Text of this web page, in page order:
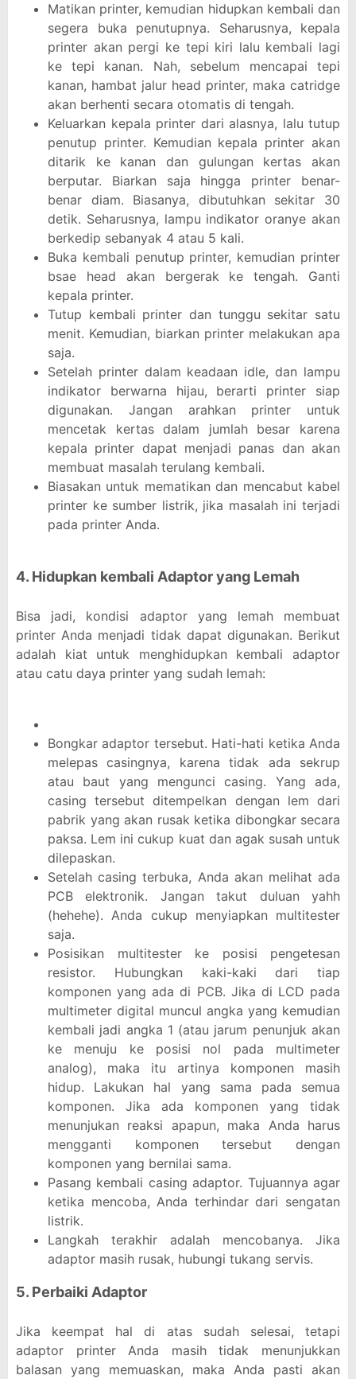
Matikan printer, kemudian hidupkan kembali dan
segera buka penutupnya. Seharusnya, kepala
printer akan pergi ke tepi kiri lalu kembali lagi
ke tepi kanan. Nah, sebelum mencapai tepi
kanan, hambat jalur head printer, maka catridge
akan berhenti secara otomatis di tengah.
Keluarkan kepala printer dari alasnya, lalu tutup
penutup printer. Kemudian kepala printer akan
ditarik ke kanan dan gulungan kertas akan
berputar. Biarkan saja hingga printer benar-
benar diam. Biasanya, dibutuhkan sekitar 30
detik. Seharusnya, lampu indikator oranye akan
berkedip sebanyak 4 atau 5 kali.
Buka kembali penutup printer, kemudian printer
bsae head akan bergerak ke tengah. Ganti
kepala printer.
Tutup kembali printer dan tunggu sekitar satu
menit. Kemudian, biarkan printer melakukan apa
saja.
Setelah printer dalam keadaan idle, dan lampu
indikator berwarna hijau, berarti printer siap
digunakan. Jangan arahkan printer untuk
mencetak kertas dalam jumlah besar karena
kepala printer dapat menjadi panas dan akan
membuat masalah terulang kembali.
Biasakan untuk mematikan dan mencabut kabel
printer ke sumber listrik, jika masalah ini terjadi
pada printer Anda.
4. Hidupkan kembali Adaptor yang Lemah
Bisa jadi, kondisi adaptor yang lemah membuat
printer Anda menjadi tidak dapat digunakan. Berikut
adalah kiat untuk menghidupkan kembali adaptor
atau catu daya printer yang sudah lemah:
Bongkar adaptor tersebut. Hati-hati ketika Anda
melepas casingnya, karena tidak ada sekrup
atau baut yang mengunci casing. Yang ada,
casing tersebut ditempelkan dengan lem dari
pabrik yang akan rusak ketika dibongkar secara
paksa. Lem ini cukup kuat dan agak susah untuk
dilepaskan.
Setelah casing terbuka, Anda akan melihat ada
PCB elektronik. Jangan takut duluan yahh
(hehehe). Anda cukup menyiapkan multitester
saja.
Posisikan multitester ke posisi pengetesan
resistor. Hubungkan kaki-kaki dari tiap
komponen yang ada di PCB. Jika di LCD pada
multimeter digital muncul angka yang kemudian
kembali jadi angka 1 (atau jarum penunjuk akan
ke menuju ke posisi nol pada multimeter
analog), maka itu artinya komponen masih
hidup. Lakukan hal yang sama pada semua
komponen. Jika ada komponen yang tidak
menunjukan reaksi apapun, maka Anda harus
mengganti komponen tersebut dengan
komponen yang bernilai sama.
Pasang kembali casing adaptor. Tujuannya agar
ketika mencoba, Anda terhindar dari sengatan
listrik.
Langkah terakhir adalah mencobanya. Jika
adaptor masih rusak, hubungi tukang servis.
5. Perbaiki Adaptor
Jika keempat hal di atas sudah selesai, tetapi
adaptor printer Anda masih tidak menunjukkan
balasan yang memuaskan, maka Anda pasti akan